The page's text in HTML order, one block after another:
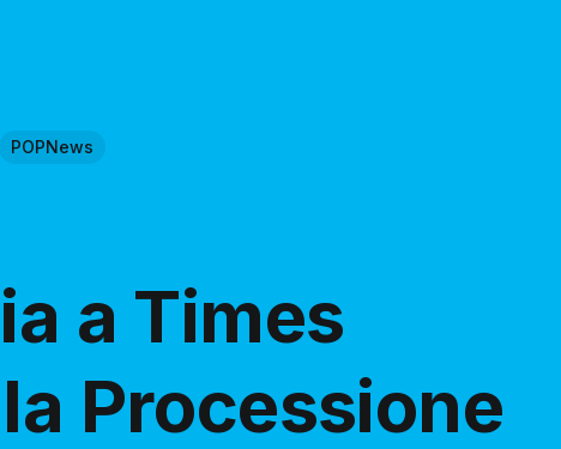
POPNews
a Times
Processione